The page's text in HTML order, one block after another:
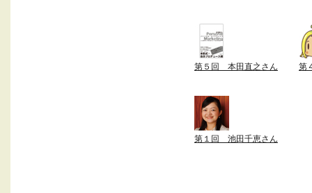
第５回 本田直之さん 第
第１回 池田千恵さん